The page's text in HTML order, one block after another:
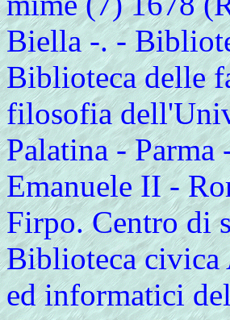
Biella -. -
Biblioteca delle
filosofia
Palatina -
Emanuele II -
Firpo. Centro di
Biblioteca
ed informatici